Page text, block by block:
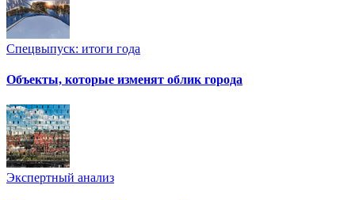
Спецвыпуск: итоги года
Объекты, которые изменят облик города
Экспертный анализ